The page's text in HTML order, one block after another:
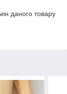
даного товару